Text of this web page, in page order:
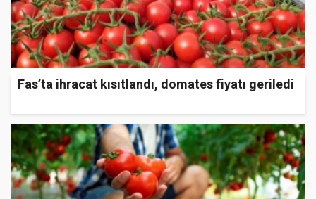
Fas’ta ihracat kısıtlandı, domates fiyatı geriledi